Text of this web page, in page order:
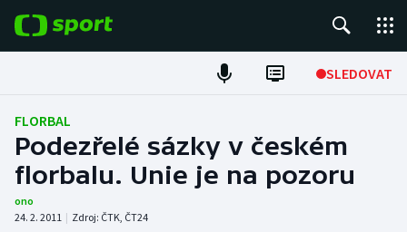
SLEDOVAT
Fotbal
Hokej
FLORBAL
Podezřelé sázky v českém
florbalu. Unie je na pozoru
ono
24. 2. 2011 | Zdroj: ČTK, ČT24